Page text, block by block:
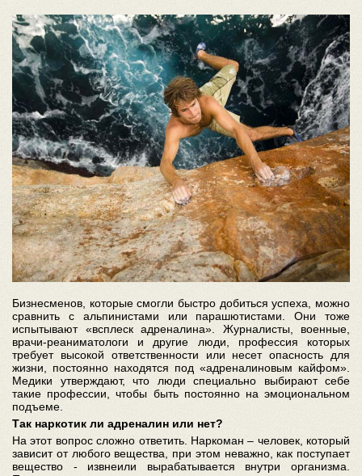
Бизнесменов, которые смогли быстро добиться успеха, можно
сравнить с альпинистами или парашютистами. Они тоже
испытывают «всплеск адреналина». Журналисты, военные,
врачи-реаниматологи и другие люди, профессия которых
требует высокой ответственности или несет опасность для
жизни, постоянно находятся под «адреналиновым кайфом».
Медики утверждают, что люди специально выбирают себе
такие профессии, чтобы быть постоянно на эмоциональном
подъеме.
Так наркотик ли адреналин или нет?
На этот вопрос сложно ответить. Наркоман – человек, который
зависит от любого вещества, при этом неважно, как поступает
вещество - извнеили вырабатывается внутри организма.